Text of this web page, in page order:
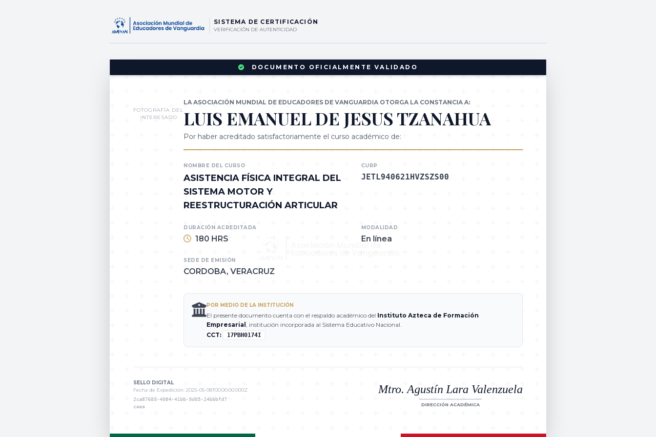
SISTEMA DE CERTIFICACIÓN
VERIFICACIÓN DE AUTENTICIDAD
DOCUMENTO OFICIALMENTE VALIDADO
FOTOGRAFÍA DEL
INTERESADO
LA ASOCIACIÓN MUNDIAL DE EDUCADORES DE VANGUARDIA OTORGA LA CONSTANCIA A:
LUIS EMANUEL DE JESUS TZANAHUA
Por haber acreditado satisfactoriamente el curso académico de:
NOMBRE DEL CURSO
ASISTENCIA FÍSICA INTEGRAL DEL
SISTEMA MOTOR Y
REESTRUCTURACIÓN ARTICULAR
CURP
JETL940621HVZSZS00
DURACIÓN ACREDITADA
180 HRS
MODALIDAD
En línea
SEDE DE EMISIÓN
CORDOBA, VERACRUZ
POR MEDIO DE LA INSTITUCIÓN
El presente documento cuenta con el respaldo académico del Instituto Azteca de Formación
Empresarial , institución incorporada al Sistema Educativo Nacional.
CCT:
17PBH0174I
SELLO DIGITAL
Fecha de Expedición: 2025-05-08T00:00:00.000Z
2ca87683-4084-41bb-9d05-24bbbfd7
caea
Mtro. Agustín Lara Valenzuela
DIRECCIÓN ACADÉMICA